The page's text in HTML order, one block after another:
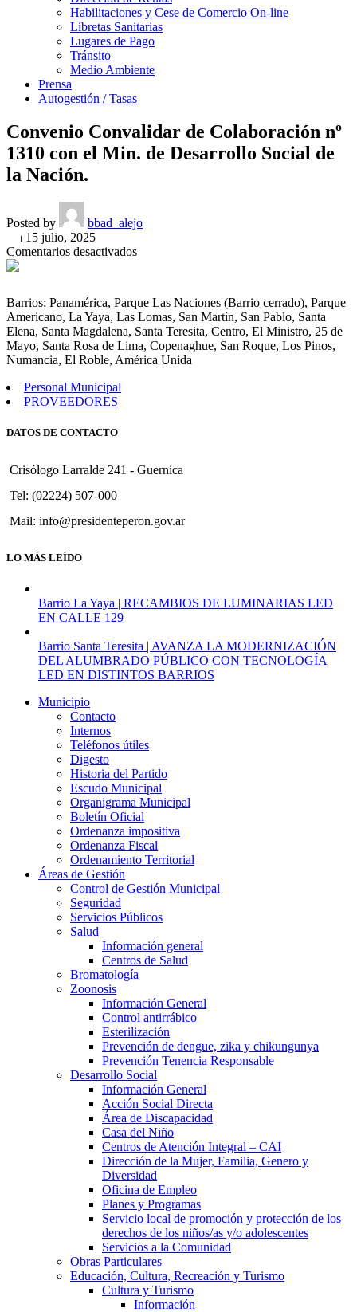
Habilitaciones y Cese de Comercio On-line
Libretas Sanitarias
Lugares de Pago
Tránsito
Medio Ambiente
Prensa
Autogestión / Tasas
Convenio Convalidar de Colaboración nº
1310 con el Min. de Desarrollo Social de
la Nación.
Posted by
bbad_alejo
On 15 julio, 2025
Comentarios desactivadosen
Colaboración
nº
1310
con
el
Nación.
Barrios: Panamérica, Parque Las Naciones (Barrio cerrado), Parque
Americano, La Yaya, Las Lomas, San Martín, San Pablo, Santa
Elena, Santa Magdalena, Santa Teresita, Centro, El Ministro, 25 de
Mayo, Santa Rosa de Lima, Copenaghue, San Roque, Los Pinos,
Numancia, El Roble, América Unida
Personal Municipal
PROVEEDORES
DATOS DE CONTACTO
Crisólogo Larralde 241 - Guernica
Tel: (02224) 507-000
Mail: info@presidenteperon.gov.ar
LO MÁS LEÍDO
Barrio La Yaya | RECAMBIOS DE LUMINARIAS LED
EN CALLE 129
Barrio Santa Teresita | AVANZA LA MODERNIZACIÓN
DEL ALUMBRADO PÚBLICO CON TECNOLOGÍA
LED EN DISTINTOS BARRIOS
Municipio
Contacto
Internos
Teléfonos útiles
Digesto
Historia del Partido
Escudo Municipal
Organigrama Municipal
Boletín Oficial
Ordenanza impositiva
Ordenanza Fiscal
Ordenamiento Territorial
Áreas de Gestión
Control de Gestión Municipal
Seguridad
Servicios Públicos
Salud
Información general
Centros de Salud
Bromatología
Zoonosis
Información General
Control antirrábico
Esterilización
Prevención de dengue, zika y chikungunya
Prevención Tenencia Responsable
Desarrollo Social
Información General
Acción Social Directa
Área de Discapacidad
Casa del Niño
Centros de Atención Integral – CAI
Dirección de la Mujer, Familia, Genero y
Diversidad
Oficina de Empleo
Planes y Programas
Servicio local de promoción y protección de los
derechos de los niños/as y/o adolescentes
Servicios a la Comunidad
Obras Particulares
Educación, Cultura, Recreación y Turismo
Cultura y Turismo
Información